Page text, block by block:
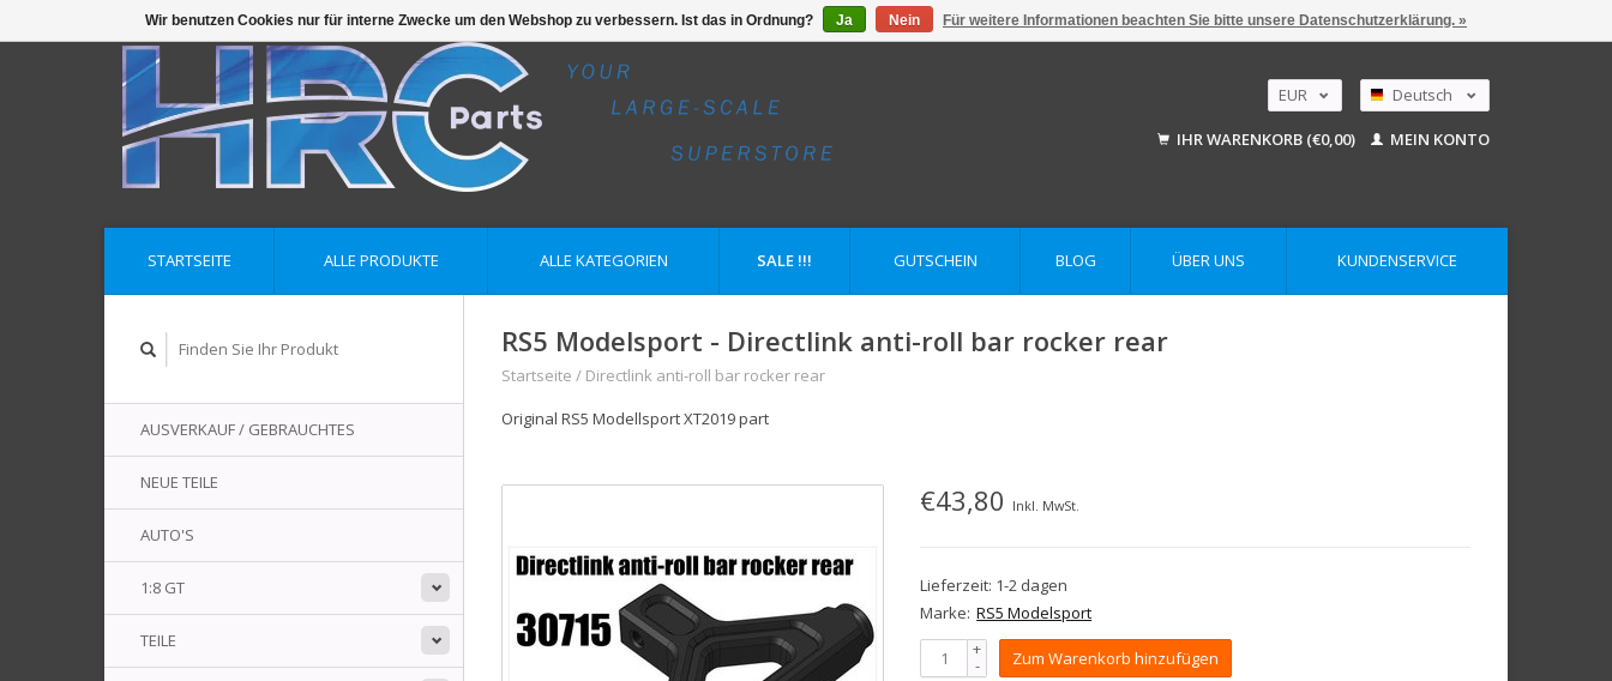
EUR
USD
Deutsch
English
IHR WARENKORB (€0,00) MEIN KONTO
STARTSEITE ALLE PRODUKTE ALLE KATEGORIEN SALE !!! GUTSCHEIN BLOG ÜBER UNS KUNDENSERVICE
AUSVERKAUF / GEBRAUCHTES
NEUE TEILE
AUTO'S
1:8 GT
TEILE
RS5 Modelsport - Directlink anti-roll bar rocker rear
Startseite / Directlink anti-roll bar rocker rear
Original RS5 Modellsport XT2019 part
€43,80 Inkl. MwSt.
Lieferzeit: 1-2 dagen
Marke: RS5 Modelsport
+
- Zum Warenkorb hinzufügen
Wir benutzen Cookies nur für interne Zwecke um den Webshop zu verbessern. Ist das in Ordnung? Ja Nein Für weitere Informationen beachten Sie bitte unsere Datenschutzerklärung. »